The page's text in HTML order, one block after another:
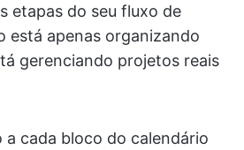
etapas do seu fluxo de
está apenas organizando
gerenciando projetos reais
cada bloco do calendário